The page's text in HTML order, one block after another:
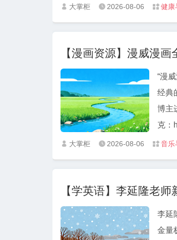
 大掌柜  2026-08-06  健康
【漫画资源】漫威漫
“漫
经典
博主进行整合与分
克：
 大掌柜  2026-08-06  音乐
【学英语】李延隆老
李延
金量